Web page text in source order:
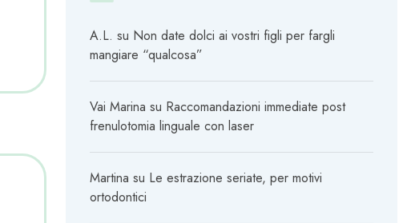
A.L. su Non date dolci ai vostri figli per fargli
mangiare “qualcosa”
Vai Marina su Raccomandazioni immediate post
frenulotomia linguale con laser
Martina su Le estrazione seriate, per motivi
ortodontici